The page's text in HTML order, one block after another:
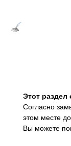
Этот раздел
Согласно
этом месте
Вы можете